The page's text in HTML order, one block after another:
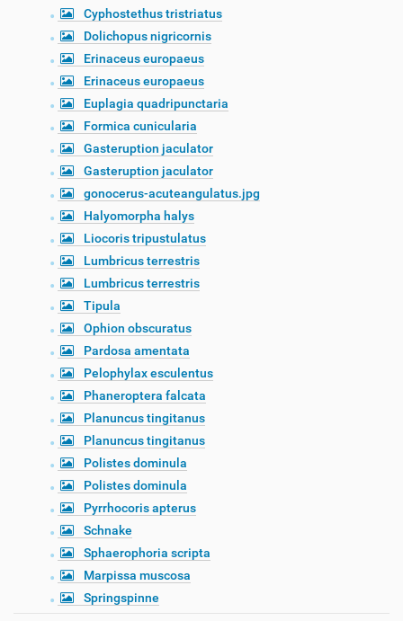
Cyphostethus tristriatus
Dolichopus nigricornis
Erinaceus europaeus
Erinaceus europaeus
Euplagia quadripunctaria
Formica cunicularia
Gasteruption jaculator
Gasteruption jaculator
gonocerus-acuteangulatus.jpg
Halyomorpha halys
Liocoris tripustulatus
Lumbricus terrestris
Lumbricus terrestris
Tipula
Ophion obscuratus
Pardosa amentata
Pelophylax esculentus
Phaneroptera falcata
Planuncus tingitanus
Planuncus tingitanus
Polistes dominula
Polistes dominula
Pyrrhocoris apterus
Schnake
Sphaerophoria scripta
Marpissa muscosa
Springspinne